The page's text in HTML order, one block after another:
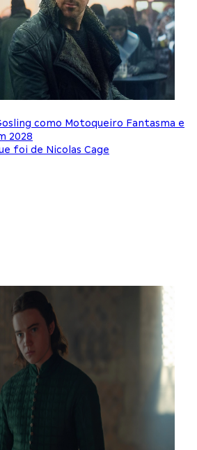
como Motoqueiro Fantasma e
2028
foi de Nicolas Cage